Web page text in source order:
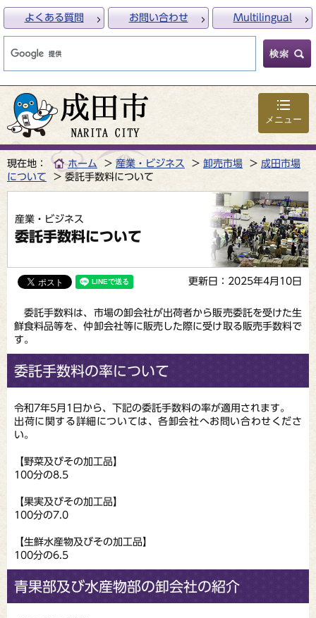
メニュー
よくある質問 お問い合わせ Multilingual
現在地： ホーム 産業・ビジネス 卸売市場
成田市場
について
委託手数料について
産業・ビジネス
委託手数料について
更新日：2025年4月10日
委託手数料は、市場の卸会社が出荷者から販売委託を受けた生
鮮食料品等を、仲卸会社等に販売した際に受け取る販売手数料で
す。
委託手数料の率について
令和7年5月1日から、下記の委託手数料の率が適用されます。
出荷に関する詳細については、各卸会社へお問い合わせくださ
い。
【野菜及びその加工品】
100分の8.5
【果実及びその加工品】
100分の7.0
【生鮮水産物及びその加工品】
100分の6.5
青果部及び水産物部の卸会社の紹介